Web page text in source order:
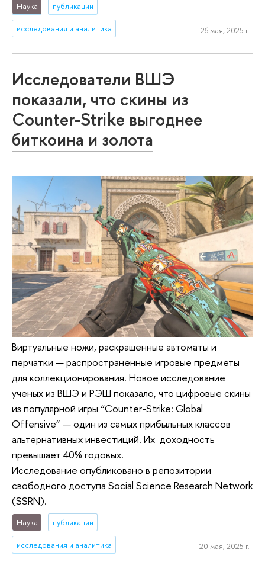
Наука публикации
исследования и аналитика 26 мая, 2025 г.
Исследователи ВШЭ
показали, что скины из
Counter-Strike выгоднее
биткоина и золота
Виртуальные ножи, раскрашенные автоматы и
перчатки — распространенные игровые предметы
для коллекционирования. Новое исследование
ученых из ВШЭ и РЭШ показало, что цифровые скины
из популярной игры “Counter-Strike: Global
Offensive” — один из самых прибыльных классов
альтернативных инвестиций. Их доходность
превышает 40% годовых.
Исследование опубликовано в репозитории
свободного доступа Social Science Research Network
(SSRN).
Наука публикации
исследования и аналитика 20 мая, 2025 г.